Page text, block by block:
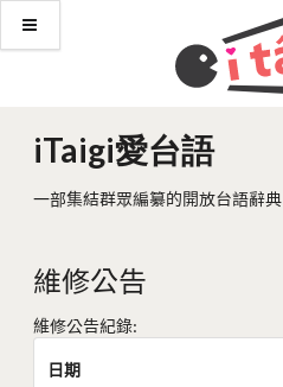
iTaigi愛台語
一部集結群眾編纂的開放台語辭典
維修公告
維修公告紀錄:
日期